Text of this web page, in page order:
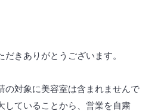
きありがとうございます。
の対象に美容室は含まれませんで
していることから、営業を自粛